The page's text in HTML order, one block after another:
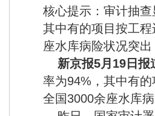
核心提示：审计抽
其中有的项目按工
座水库病险状况突
新京报5月19日报
率为94%，其中有
全国3000余座水库